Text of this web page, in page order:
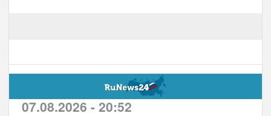
07.08.2026 - 20:52